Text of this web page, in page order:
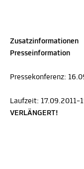
Zusatzinformationen
Presseinformation
Pressekonferenz:
Laufzeit:
VERLÄNGERT!